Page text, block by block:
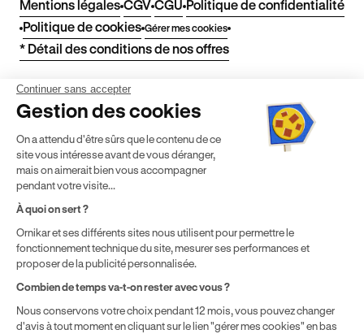
Mentions légales CGV CGU Politique de confidentialité
Politique de cookies Gérer mes cookies
* Détail des conditions de nos offres
Politique de prix : nos prix varient en fonction de votre
localisation géographique et du type de formules que vous
achetez comme détaillé dans nos
Conditions Générales de
Vente.
¹ Économie moyenne TTC hors promotions constatées entre
une formule initiale de préparation au permis de conduire en
boîte manuelle Ornikar (799,34€) et en auto-école
2024. Étude menée sur le marché des auto-écoles situées en
France métropolitaine & en outre-mer.
Continuer sans accepter
Gestion des cookies
On a attendu d'être sûrs que le contenu de ce
site vous intéresse avant de vous déranger,
mais on aimerait bien vous accompagner
pendant votre visite...
À quoi on sert ?
Ornikar et ses différents sites nous utilisent pour permettre le
fonctionnement technique du site, mesurer ses performances et
proposer de la publicité personnalisée.
Combien de temps va-t-on rester avec vous ?
Nous conservons votre choix pendant 12 mois, vous pouvez changer
d'avis à tout moment en cliquant sur le lien "gérer mes cookies" en bas